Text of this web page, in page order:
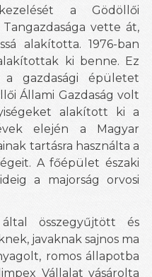
a Gödöllői
vette át,
alakította. 1976-ban
ki benne. Ez
a gazdasági épületet
Állami Gazdaság volt
alakított ki a
elején a Magyar
tartásra használta a
A főépület északi
a majorság orvosi
összegyűjtött és
javaknak sajnos ma
romos állapotba
Vállalat vásárolta